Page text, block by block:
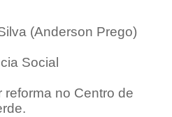
(Anderson Prego)
Social
no Centro de